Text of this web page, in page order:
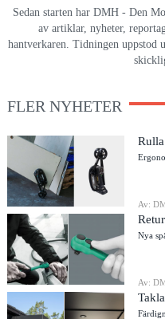
Sedan starten har DMH - Den
av artiklar, nyheter,
hantverkaren. Tidningen uppstod
FLER NYHETER
Av:
Nya
Av: